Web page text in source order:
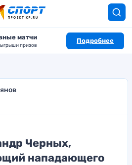
матчи
призов
Подробнее
Черных,
нападающего